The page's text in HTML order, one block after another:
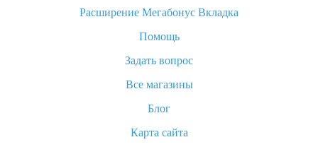
«AliExpress Standard Shipping»: что это за метод доставки и
как его отслеживать
Как покупать оптом на Алиэкспресс
Что делать, если не пришел товар с Алиэкспресс
возврата денег
Расширение Мегабонус Вкладка
Помощь
Задать вопрос
Все магазины
Блог
Карта сайта